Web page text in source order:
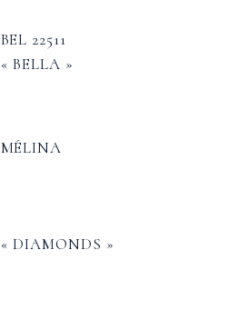
BEL 22511
« BELLA »
MÉLINA
« DIAMONDS »